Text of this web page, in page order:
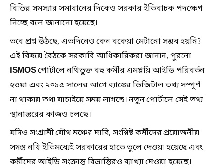
বিভিন্ন সমস্যার সমাধানের দিকেও সরকার ইতিবাচক পদক্ষেপ
নিচ্ছে বলে জানানো হয়েছে।
তবে প্রশ্ন উঠছে, এতদিনেও কেন বকেয়া মেটানো সম্ভব হয়নি?
এই বিষয়ে বৈঠকে সরকারি আধিকারিকরা জানান, পুরনো
ISMOSপোর্টালে নথিভুক্ত বহু কর্মীর এমপ্লয়ি আইডি পরিবর্তন
হওয়া এবং ২০১৫ সালের আগে ব্যাঙ্কের ডিজিটাল তথ্য সম্পূর্ণ
না থাকায় তথ্য যাচাইয়ে সময় লাগছে। নতুন পোর্টালে সেই তথ্য
স্থানান্তরের কাজও চলছে।
যদিও সংগ্রামী যৌথ মঞ্চের দাবি, সংশ্লিষ্ট কর্মীদের প্রয়োজনীয়
সমস্ত নথি ইতিমধ্যেই সরকারের হাতে তুলে দেওয়া হয়েছে এবং
কর্মীদের আইডি সংক্রান্ত বিভ্রান্তিরও ব্যাখ্যা দেওয়া হয়েছে।